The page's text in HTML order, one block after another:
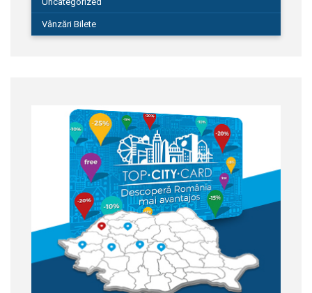
Vânzări Bilete